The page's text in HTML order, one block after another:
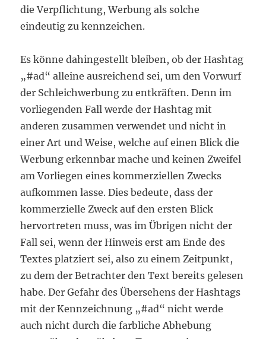
die Verpflichtung, Werbung als solche
eindeutig zu kennzeichen.
Es könne dahingestellt bleiben, ob der Hashtag
„#ad“ alleine ausreichend sei, um den Vorwurf
der Schleichwerbung zu entkräften. Denn im
vorliegenden Fall werde der Hashtag mit
anderen zusammen verwendet und nicht in
einer Art und Weise, welche auf einen Blick die
Werbung erkennbar mache und keinen Zweifel
am Vorliegen eines kommerziellen Zwecks
aufkommen lasse. Dies bedeute, dass der
kommerzielle Zweck auf den ersten Blick
hervortreten muss, was im Übrigen nicht der
Fall sei, wenn der Hinweis erst am Ende des
Textes platziert sei, also zu einem Zeitpunkt,
zu dem der Betrachter den Text bereits gelesen
habe. Der Gefahr des Übersehens der Hashtags
mit der Kennzeichnung „#ad“ nicht werde
auch nicht durch die farbliche Abhebung